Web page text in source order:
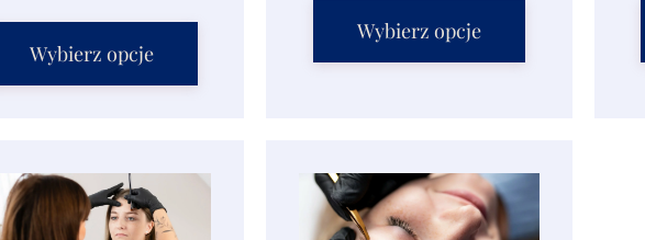
Wybierz opcje
Wybierz opcje